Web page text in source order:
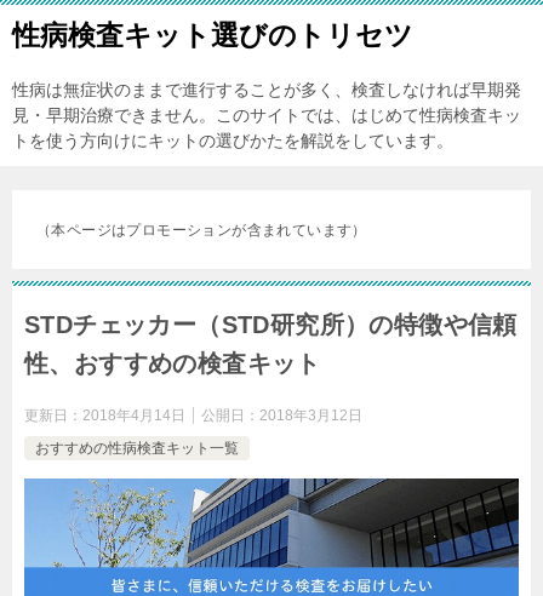
性病検査キット選びのトリセツ
性病は無症状のままで進行することが多く、検査しなければ早期発
見・早期治療できません。このサイトでは、はじめて性病検査キッ
トを使う方向けにキットの選びかたを解説をしています。
（本ページはプロモーションが含まれています）
STDチェッカー（STD研究所）の特徴や信頼
性、おすすめの検査キット
更新日： 2018年4月14日 公開日： 2018年3月12日
おすすめの性病検査キット一覧